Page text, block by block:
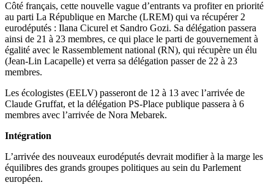
Côté français, cette nouvelle vague d’entrants va profiter en priorité
au parti La République en Marche (LREM) qui va récupérer 2
eurodéputés : Ilana Cicurel et Sandro Gozi. Sa délégation passera
ainsi de 21 à 23 membres, ce qui place le parti de gouvernement à
égalité avec le Rassemblement national (RN), qui récupère un élu
(Jean-Lin Lacapelle) et verra sa délégation passer de 22 à 23
membres.
Les écologistes (EELV) passeront de 12 à 13 avec l’arrivée de
Claude Gruffat, et la délégation PS-Place publique passera à 6
membres avec l’arrivée de Nora Mebarek.
Intégration
L’arrivée des nouveaux eurodéputés devrait modifier à la marge les
équilibres des grands groupes politiques au sein du Parlement
européen.